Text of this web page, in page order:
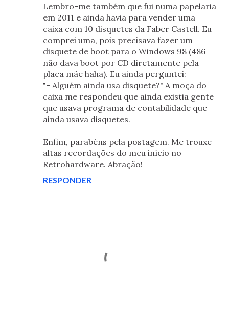
Lembro-me também que fui numa papelaria
em 2011 e ainda havia para vender uma
caixa com 10 disquetes da Faber Castell. Eu
comprei uma, pois precisava fazer um
disquete de boot para o Windows 98 (486
não dava boot por CD diretamente pela
placa mãe haha). Eu ainda perguntei:
"- Alguém ainda usa disquete?" A moça do
caixa me respondeu que ainda existia gente
que usava programa de contabilidade que
ainda usava disquetes.
Enfim, parabéns pela postagem. Me trouxe
altas recordações do meu início no
Retrohardware. Abração!
RESPONDER